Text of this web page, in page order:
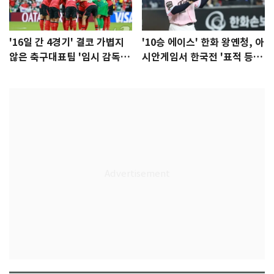
'16일 간 4경기' 결코 가볍지
않은 축구대표팀 '임시 감독'
'10승 에이스' 한화 왕옌청, 아
시안게임서 한국전 '표적 등